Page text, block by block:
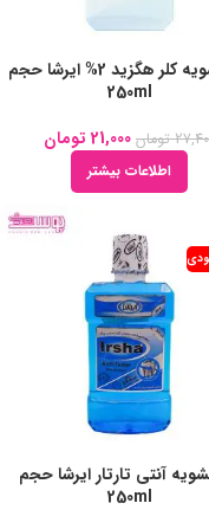
دهانشویه کلر هگزید 2% ایرشا حجم
250ml
تومان 21,000 تومان
اطلاعات بیشتر
آنتی تارتار ایرشا حجم
250ml